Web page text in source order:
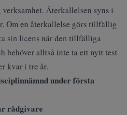
Återkallelsen syns i
Om en återkallelse görs tillfällig
sin licens när den tillfälliga
behöver alltså inte ta ett nytt test
kvar i tre år.
under första
rådgivare